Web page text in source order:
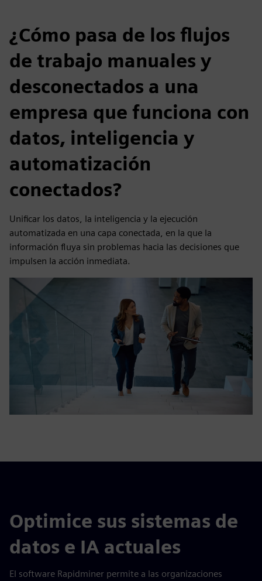
¿Cómo pasa de los flujos
de trabajo manuales y
desconectados a una
empresa que funciona con
datos, inteligencia y
automatización
conectados?
Unificar los datos, la inteligencia y la ejecución
automatizada en una capa conectada, en la que la
información fluya sin problemas hacia las decisiones que
impulsen la acción inmediata.
Optimice sus sistemas de
datos e IA actuales
El software Rapidminer permite a las organizaciones